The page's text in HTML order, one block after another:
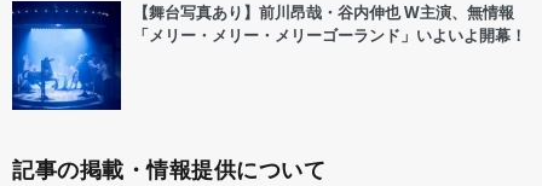
【舞台写真あり】前川昂哉・谷内伸也 W主演、無情報
「メリー・メリー・メリーゴーランド」いよいよ開幕！
記事の掲載・情報提供について